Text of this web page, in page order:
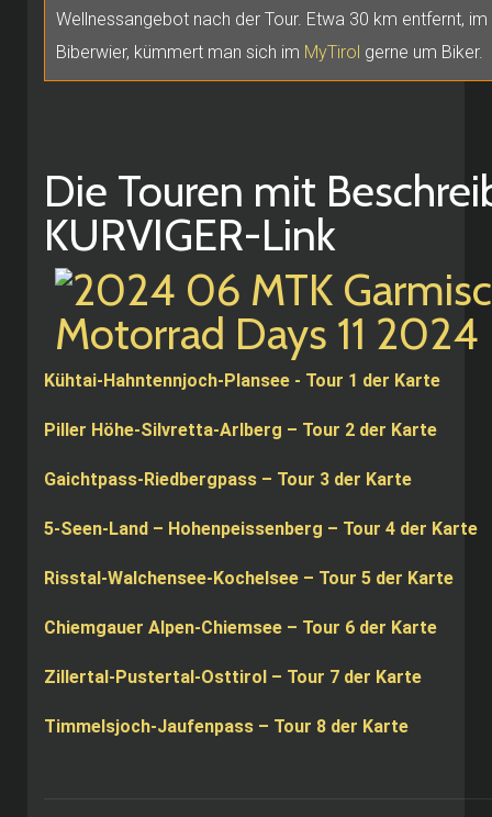
Wellnessangebot nach der Tour. Etwa 30 km entfernt,
Biberwier, kümmert man sich im MyTirol gerne um Biker.
Die Touren mit
KURVIGER-Link
Kühtai-Hahntennjoch-Plansee - Tour 1 der Karte
Piller Höhe-Silvretta-Arlberg – Tour 2 der Karte
Gaichtpass-Riedbergpass – Tour 3 der Karte
5-Seen-Land – Hohenpeissenberg – Tour 4 der Karte
Risstal-Walchensee-Kochelsee – Tour 5 der Karte
Chiemgauer Alpen-Chiemsee – Tour 6 der Karte
Zillertal-Pustertal-Osttirol – Tour 7 der Karte
Timmelsjoch-Jaufenpass – Tour 8 der Karte